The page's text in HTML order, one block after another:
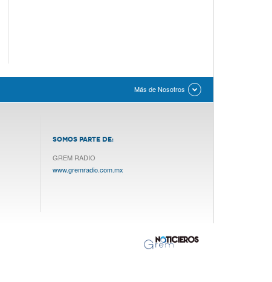
Más de Nosotros
SOMOS PARTE DE:
GREM RADIO
www.gremradio.com.mx